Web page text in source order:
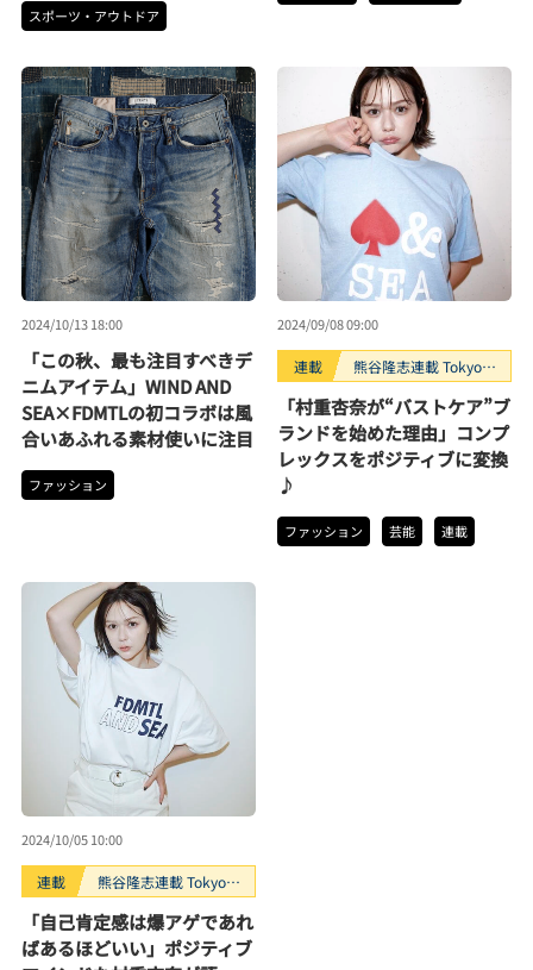
スポーツ・アウトドア
2024/10/13 18:00
「この秋、最も注目すべきデ
ニムアイテム」WIND AND
SEA×FDMTLの初コラボは風
合いあふれる素材使いに注目
ファッション
2024/09/08 09:00
連載
熊谷隆志連載 Tokyo
「村重杏奈が“バストケア”ブ
ランドを始めた理由」コンプ
レックスをポジティブに変換
♪
ファッション 芸能 連載
2024/10/05 10:00
連載
熊谷隆志連載 Tokyo
「自己肯定感は爆アゲであれ
ばあるほどいい」ポジティブ